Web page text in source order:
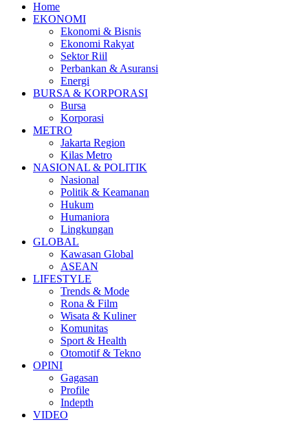
Home
EKONOMI
Ekonomi & Bisnis
Ekonomi Rakyat
Sektor Riil
Perbankan & Asuransi
Energi
BURSA & KORPORASI
Bursa
Korporasi
METRO
Jakarta Region
Kilas Metro
NASIONAL & POLITIK
Nasional
Politik & Keamanan
Hukum
Humaniora
Lingkungan
GLOBAL
Kawasan Global
ASEAN
LIFESTYLE
Trends & Mode
Rona & Film
Wisata & Kuliner
Komunitas
Sport & Health
Otomotif & Tekno
OPINI
Gagasan
Profile
Indepth
VIDEO